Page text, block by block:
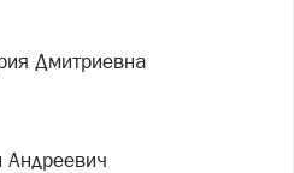
Дмитриевна
Андреевич